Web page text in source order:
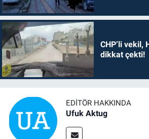
CHP’li vekil,
dikkat çekti!
EDITÖR HAKKINDA
Ufuk Aktug